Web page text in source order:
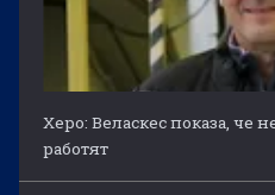
Херо: Веласкес показа, че
работят